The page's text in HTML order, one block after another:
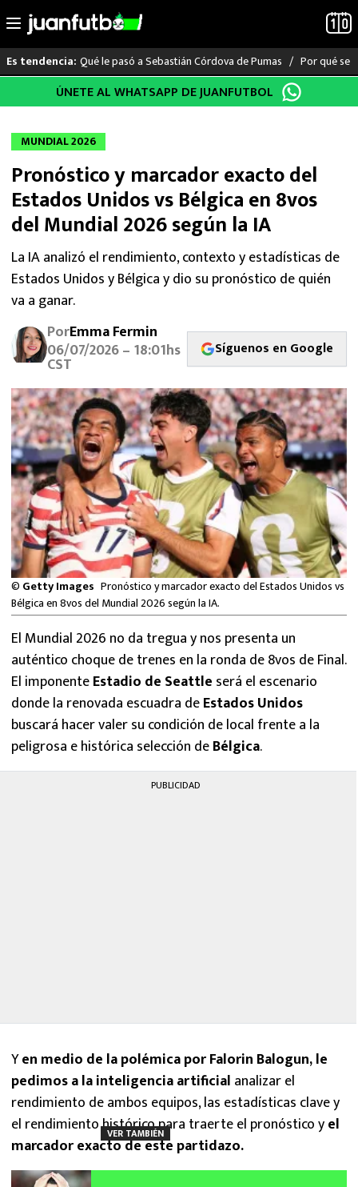
al
Es tendencia: Qué le pasó a Sebastián Córdova de Pumas Por qué se
LO ÚLTIMO
LIGA MX
RAYADOS
PUMAS
ATLANTE
SELECCIÓN MEXICANA
FUTBOL INTERNACIONAL
MEXICANOS EN EL EXTRANJERO
FUTBOL ESTUFA
FÓRMULA 1
BOXEO
LIGA MX
NFL
ÚNETE AL WHATSAPP DE JUANFUTBOL
MUNDIAL 2026
Pronóstico y marcador exacto del
Estados Unidos vs Bélgica en 8vos
del Mundial 2026 según la IA
La IA analizó el rendimiento, contexto y estadísticas de
Estados Unidos y Bélgica y dio su pronóstico de quién
va a ganar.
PorEmma Fermin
06/07/2026 – 18:01hs
CST
Síguenos en Google
© Getty Images Pronóstico y marcador exacto del Estados Unidos vs
Bélgica en 8vos del Mundial 2026 según la IA.
El Mundial 2026 no da tregua y nos presenta un
auténtico choque de trenes en la ronda de 8vos de Final.
El imponenteEstadio de Seattle será el escenario
donde la renovada escuadra deEstados Unidos
buscará hacer valer su condición de local frente a la
peligrosa e histórica selección deBélgica.
PUBLICIDAD
Yen medio de la polémica por Falorin Balogun, le
pedimos a la inteligencia artificial analizar el
rendimiento de ambos equipos, las estadísticas clave y
el rendimiento histórico para traerte el pronóstico yel
marcador exacto de este partidazo.
VER TAMBIÉN